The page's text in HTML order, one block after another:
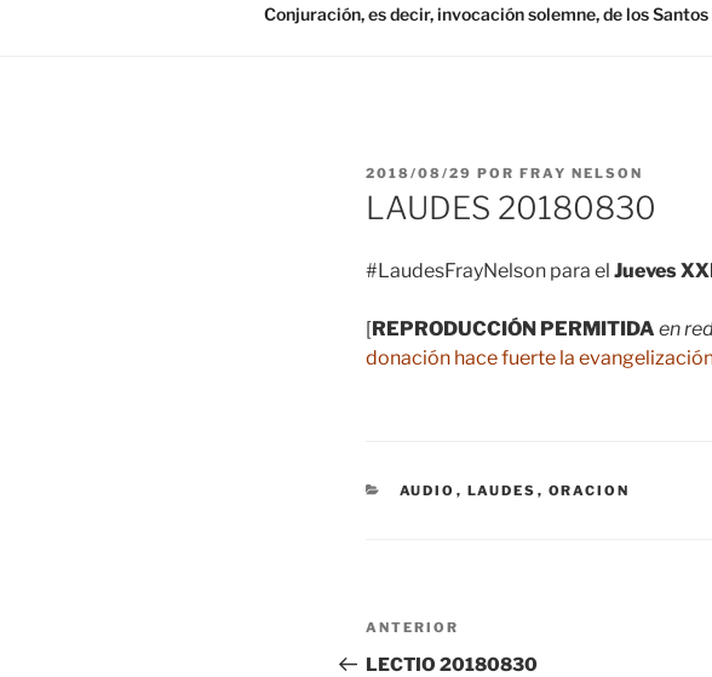
Conjuración, es decir, invocación solemne, de los
PUBLICADO
EL
2018/08/29 POR FRAY NELSON
LAUDES 20180830
#LaudesFrayNelson para el Jueves
[REPRODUCCIÓN PERMITIDA en
donación hace fuerte la
CATEGORÍAS
AUDIO , LAUDES , ORACION
Navegación
de
Entrada
anterior:
ANTERIOR
LECTIO 20180830